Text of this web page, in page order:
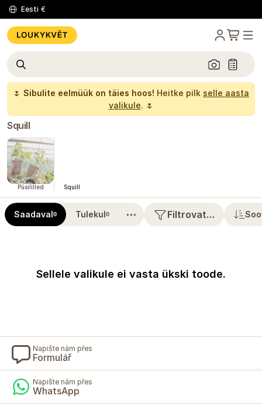
Eesti €
🌷 Sibulite eelmüük on täies hoos! Heitke pilk selle aasta
valikule. 🌷
Squill
Püsililled Squill
Saadaval0 Tulekul0 ⋯ Filtrovat…
Sellele valikule ei vasta ükski toode.
Napište nám přes
Formulář
Napište nám přes
WhatsApp